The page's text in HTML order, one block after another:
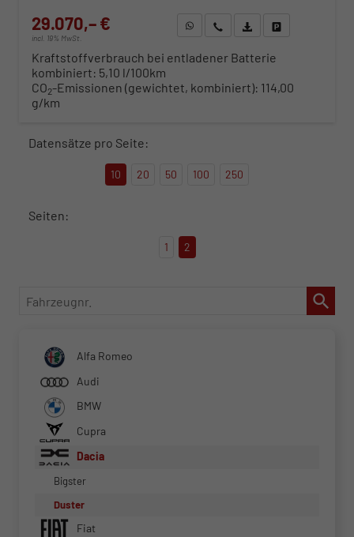
29.070,– €
incl. 19% MwSt.
WhatsApp anfragen
Wir rufen Sie anFahrzeugexposé (PDF)
Kraftstoffverbrauch bei entladener Batterie
kombiniert: 5,10 l/100km
CO2-Emissionen (gewichtet, kombiniert): 114,00
g/km
Datensätze pro Seite:
10 20 50 100 250
Seiten:
1 2
Fahrzeugnr.
Alfa Romeo
Audi
BMW
Cupra
Dacia
Bigster
Duster
Fiat